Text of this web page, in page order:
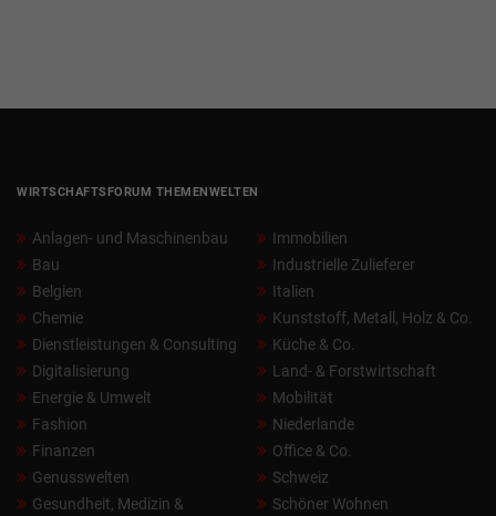
WIRTSCHAFTSFORUM THEMENWELTEN
Anlagen- und Maschinenbau
Bau
Belgien
Chemie
Dienstleistungen & Consulting
Digitalisierung
Energie & Umwelt
Fashion
Finanzen
Genusswelten
Gesundheit, Medizin &
Immobilien
Industrielle Zulieferer
Italien
Kunststoff, Metall, Holz & Co.
Küche & Co.
Land- & Forstwirtschaft
Mobilität
Niederlande
Office & Co.
Schweiz
Schöner Wohnen